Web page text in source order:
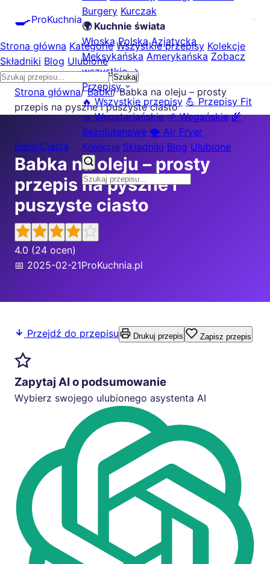
🍳ProKuchnia
Burgery Kurczak
🌍 Kuchnie świata
Włoska Polska Azjatycka
Meksykańska Amerykańska Zobacz
wszystkie →
Przepisy
🔥 Wszystkie przepisy 💪 Przepisy Fit
🥗 Wegetariańskie 🌱 Wegańskie 🌾
Bezglutenowe 🌪️ Air Fryer
Kolekcje Składniki Blog Ulubione
Strona główna Kategorie Wszystkie przepisy Kolekcje
Składniki Blog Ulubione
Szukaj
Strona główna/ Babki/ Babka na oleju – prosty
przepis na pyszne i puszyste ciasto
BabkiCiasta
Babka na oleju – prosty
przepis na pyszne i
puszyste ciasto
4.0 (24 ocen)
📅 2025-02-21ProKuchnia.pl
Przejdź do przepisu Drukuj przepis Zapisz przepis
Zapytaj AI o podsumowanie
Wybierz swojego ulubionego asystenta AI